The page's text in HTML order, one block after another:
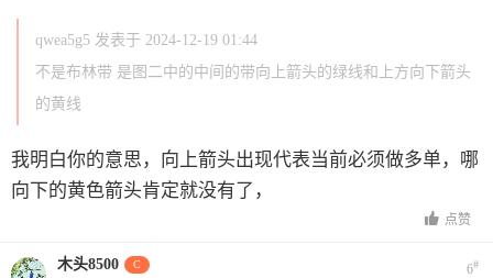
qwea5g5 发表于 2024-12-19 01:44
不是布林带 是图二中的中间的带向上箭头的绿线和上方向下箭头
的黄线
我明白你的意思，向上箭头出现代表当前必须做多单，哪
向下的黄色箭头肯定就没有了，
点赞
木头8500 C 6#